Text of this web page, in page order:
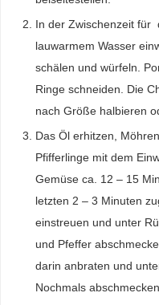
In der Zwischenzeit für
lauwarmem Wasser
schälen und würfeln.
Ringe schneiden. Die
nach Größe halbieren
Das Öl erhitzen,
Pfifferlinge mit dem
Gemüse ca. 12 – 15
letzten 2 – 3 Minuten
einstreuen und unter
und Pfeffer
darin anbraten und
Nochmals